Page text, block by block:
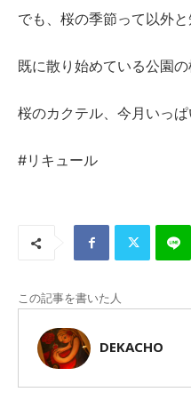
でも、桜の季節って以外
既に散り始めている公園
桜のカクテル、今月いっ
#リキュール
この記事を書いた人
DEKACHO